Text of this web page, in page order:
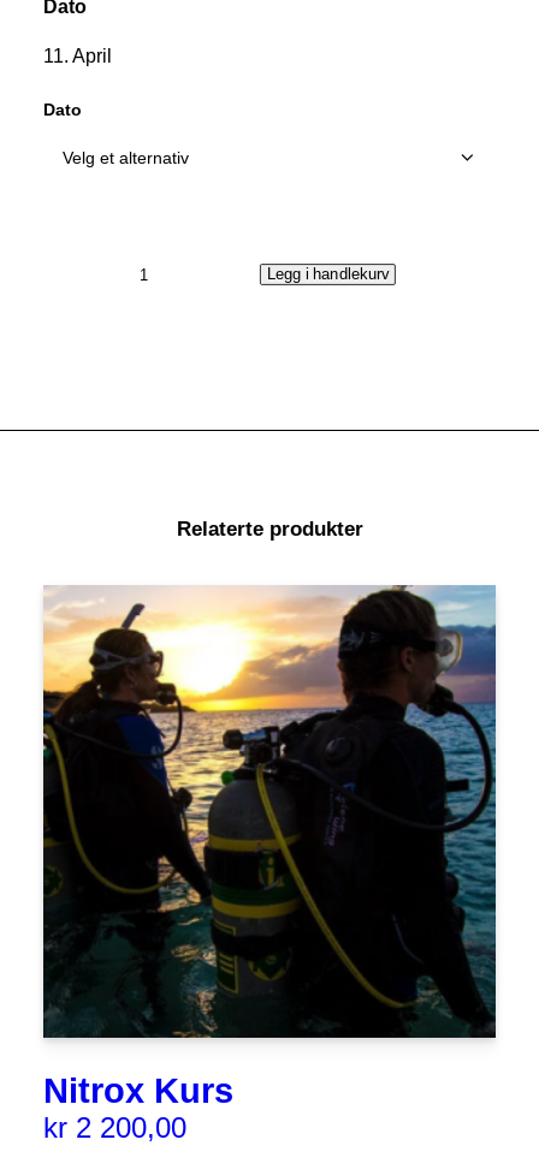
Dato
11. April
Dato
Legg i handlekurv
Relaterte produkter
Nitrox Kurs
kr 2 200,00